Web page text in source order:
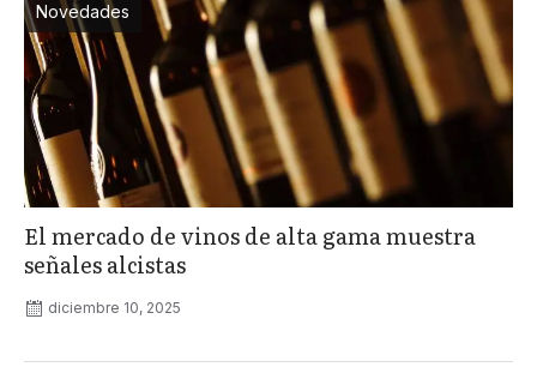
Novedades
El mercado de vinos de alta gama muestra
señales alcistas
diciembre 10, 2025